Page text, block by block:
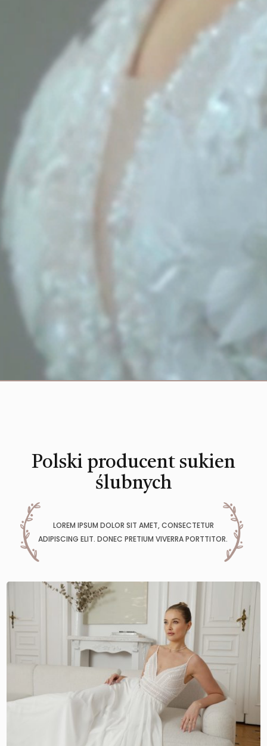
Polski producent sukien
ślubnych
LOREM IPSUM DOLOR SIT AMET, CONSECTETUR
ADIPISCING ELIT. DONEC PRETIUM VIVERRA PORTTITOR.